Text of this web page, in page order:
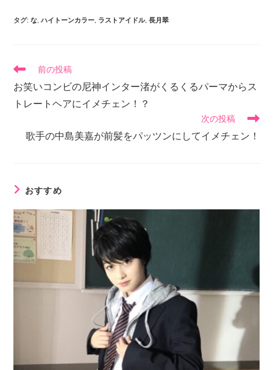
タグ:な, ハイトーンカラー, ラストアイドル, 長月翠
前の投稿
お笑いコンビの尼神インター渚がくるくるパーマからス
トレートヘアにイメチェン！？
次の投稿
歌手の中島美嘉が前髪をパッツンにしてイメチェン！
おすすめ